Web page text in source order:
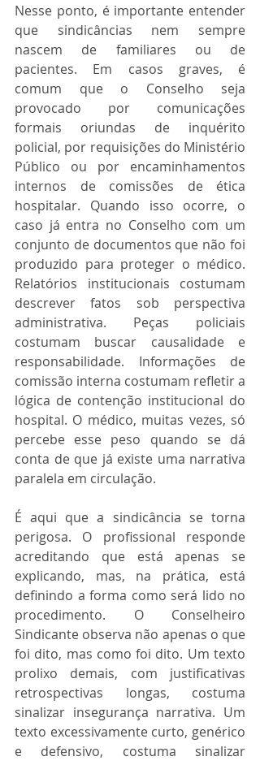
Nesse ponto, é importante entender
que sindicâncias nem sempre
nascem de familiares ou de
pacientes. Em casos graves, é
comum que o Conselho seja
provocado por comunicações
formais oriundas de inquérito
policial, por requisições do Ministério
Público ou por encaminhamentos
internos de comissões de ética
hospitalar. Quando isso ocorre, o
caso já entra no Conselho com um
conjunto de documentos que não foi
produzido para proteger o médico.
Relatórios institucionais costumam
descrever fatos sob perspectiva
administrativa. Peças policiais
costumam buscar causalidade e
responsabilidade. Informações de
comissão interna costumam refletir a
lógica de contenção institucional do
hospital. O médico, muitas vezes, só
percebe esse peso quando se dá
conta de que já existe uma narrativa
paralela em circulação.
É aqui que a sindicância se torna
perigosa. O profissional responde
acreditando que está apenas se
explicando, mas, na prática, está
definindo a forma como será lido no
procedimento. O Conselheiro
Sindicante observa não apenas o que
foi dito, mas como foi dito. Um texto
prolixo demais, com justificativas
retrospectivas longas, costuma
sinalizar insegurança narrativa. Um
texto excessivamente curto, genérico
e defensivo, costuma sinalizar